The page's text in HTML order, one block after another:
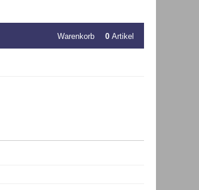
Warenkorb 0 Artikel